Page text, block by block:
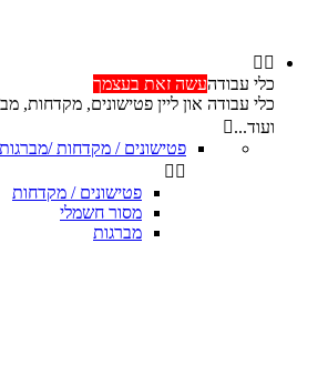
 
כלי עבודהעשה זאת בעצמך
כלי עבודה און ליין פטישונים, מקדחות,
ועוד...
פטישונים / מקדחות /מברגות
 
פטישונים / מקדחות
מסור חשמלי
מברגות